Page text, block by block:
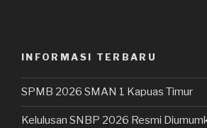
INFORMASI TERBARU
SPMB 2026 SMAN 1 Kapuas Timur
Kelulusan SNBP 2026 Resmi